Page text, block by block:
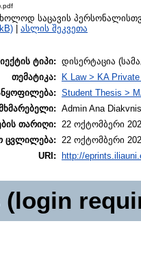
საცავის
| ასლის შეკვეთა
ტიპი: დისერტაცია
თემატიკა:
K Law > KA
Student Thesis >
Admin Ana
თარიღი:
22 ოქტომბერი
ცვლილება: 22 ოქტომბერი
URI:
http://